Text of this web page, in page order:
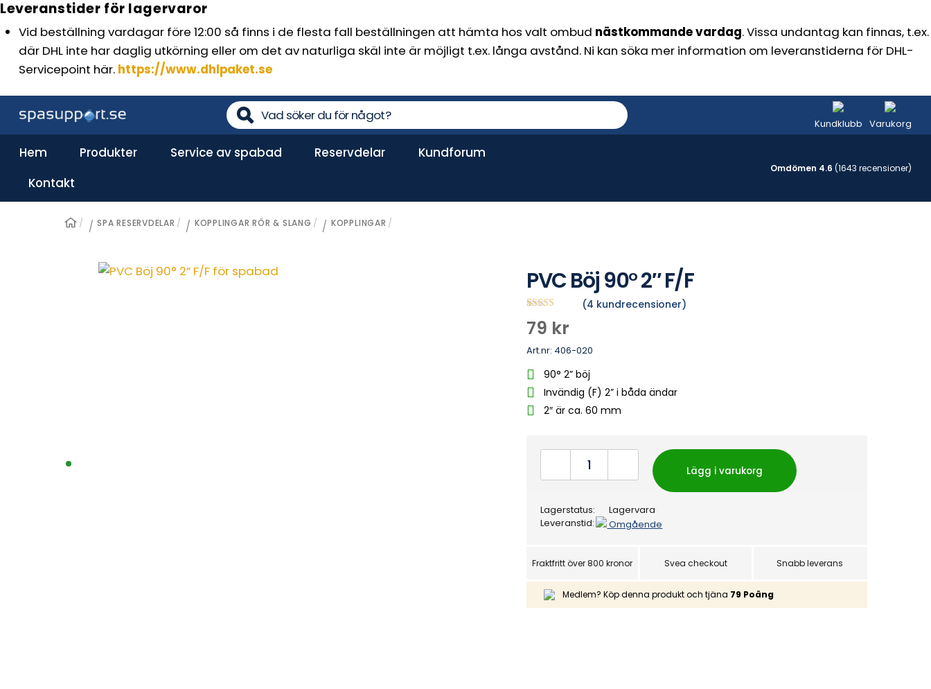
Skip
to
content
Leveranstider för lagervaror
Vid beställning vardagar före 12:00 så finns i de flesta fall beställningen att hämta hos valt ombud nästkommande vardag. Vissa undantag kan finnas, t.ex.
där DHL inte har daglig utkörning eller om det av naturliga skäl inte är möjligt t.ex. långa avstånd. Ni kan söka mer information om leveranstiderna för DHL-
Servicepoint här. https://www.dhlpaket.se
Kundklubb Varukorg
Hem Produkter Service av spabad Reservdelar
Kundforum
Kontakt
Omdömen 4.6 (1643 recensioner)
/SPA RESERVDELAR / KOPPLINGAR RÖR & SLANG / KOPPLINGAR
PVC Böj 90° 2″ F/F
4.75av 5
baserat på
kundrecensi
oner
(4 kundrecensioner)
79 kr
Art.nr: 406-020
90° 2” böj
Invändig (F) 2” i båda ändar
2″ är ca. 60 mm
Böj
2"
Lägg i varukorg
Lagerstatus:
Lagervara
Leveranstid:
Omgående
Fraktfritt över 800 kronor Svea checkout Snabb leverans
Medlem? Köp denna produkt och tjäna 79 Poäng